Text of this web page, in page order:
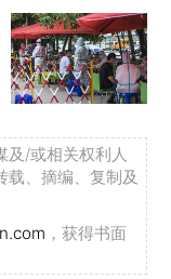
及/或相关权利人
载、摘编、复制及
，获得书面